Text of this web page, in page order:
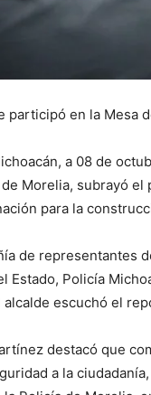
participó en la Mesa
a 08 de
Morelia, subrayó
para la
de representantes
Estado, Policía
alcalde escuchó el
destacó que
a la